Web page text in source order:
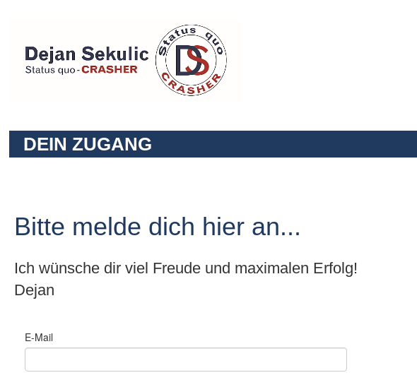
DEIN ZUGANG
Bitte melde dich hier an...
Ich wünsche dir viel Freude und maximalen Erfolg!
Dejan